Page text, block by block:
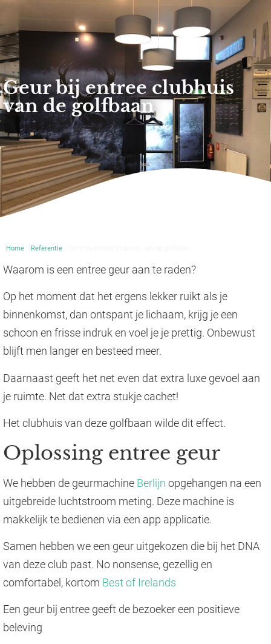
Geur bij entree clubhuis
van de golfbaan
Home Referentie
Waarom is een entree geur aan te raden?
Op het moment dat het ergens lekker ruikt als je
binnenkomst, dan ontspant je lichaam, krijg je een
schoon en frisse indruk en voel je je prettig. Onbewust
blijft men langer en besteed meer.
Daarnaast geeft het net even dat extra luxe gevoel aan
je ruimte. Net dat extra stukje cachet!
Het clubhuis van deze golfbaan wilde dit effect.
Oplossing entree geur
We hebben de geurmachine Berlijn opgehangen na een
uitgebreide luchtstroom meting. Deze machine is
makkelijk te bedienen via een app applicatie.
Samen hebben we een geur uitgekozen die bij het DNA
van deze club past. No nonsense, gezellig en
comfortabel, kortom Best of Irelands
Een geur bij entree geeft de bezoeker een positieve
beleving